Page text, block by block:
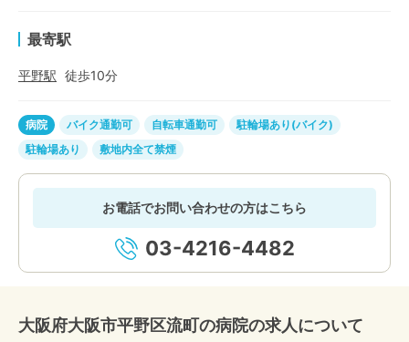
最寄駅
平野駅 徒歩10分
病院 バイク通勤可 自転車通勤可
駐輪場あり(バイク)
駐輪場あり
敷地内全て禁煙
お電話でお問い合わせの方はこちら
03-4216-4482
大阪府大阪市平野区流町の病院の求人について